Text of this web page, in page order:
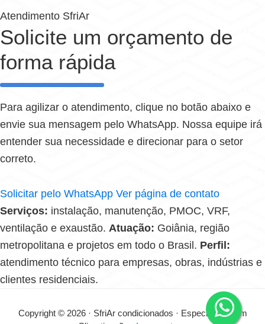
Atendimento SfriAr
Solicite um orçamento de
forma rápida
Para agilizar o atendimento, clique no botão abaixo e
envie sua mensagem pelo WhatsApp. Nossa equipe irá
entender sua necessidade e direcionar para o setor
correto.
Solicitar pelo WhatsApp Ver página de contato
Serviços: instalação, manutenção, PMOC, VRF,
ventilação e exaustão. Atuação: Goiânia, região
metropolitana e projetos em todo o Brasil. Perfil:
atendimento técnico para empresas, obras, indústrias e
clientes residenciais.
Copyright © 2026 · SfriAr condicionados · Especialistas em